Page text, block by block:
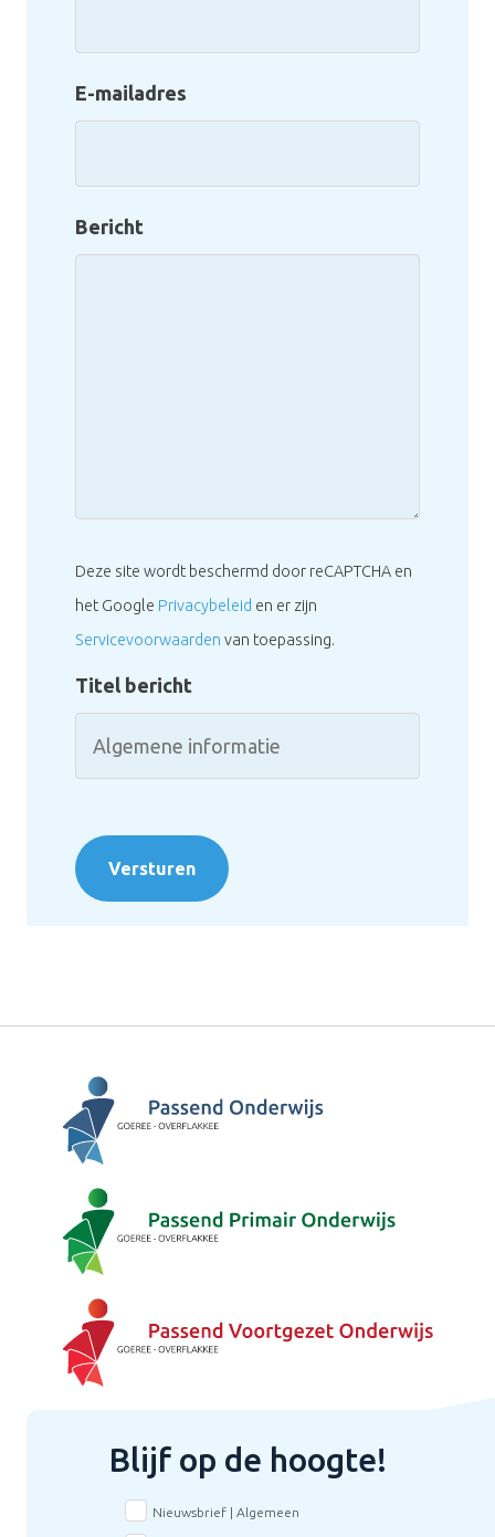
E-mailadres
Bericht
Deze site wordt beschermd door reCAPTCHA en
het Google Privacybeleid en er zijn
Servicevoorwaarden van toepassing.
Titel bericht
Versturen
Blijf op de hoogte!
Nieuwsbrief | Algemeen